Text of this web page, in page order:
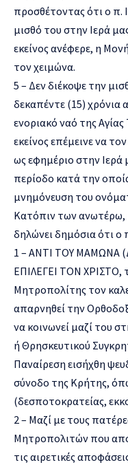
προσθέτοντας ότι ο π.
μισθό του στην Ιερά
εκείνος ανέφερε, η
τον χειμώνα.
5 – Δεν διέκοψε την
δεκαπέντε (15) χρόνια
ενοριακό ναό της
εκείνος επέμεινε να
ως εφημέριο στην
περίοδο κατά την
μνημόνευση του
Κατόπιν των ανωτέρω,
δηλώνει δημόσια ότι ο
1 – ΑΝΤΙ ΤΟΥ
ΕΠΙΛΕΓΕΙ ΤΟΝ
Μητροπολίτης τον
απαρνηθεί την
να κοινωνεί μαζί του
ή Θρησκευτικού
Παναίρεση εισήχθη
σύνοδο της Κρήτης,
(δεσποτοκρατείας,
2 – Μαζί με τους
Μητροπολιτών που
τις αιρετικές